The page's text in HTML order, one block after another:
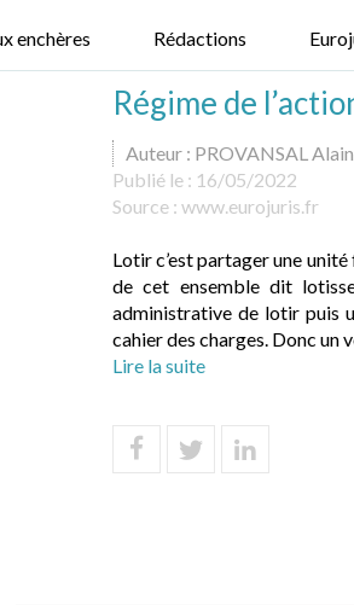
enchères Rédactions
Régime de
Auteur : PROVANSAL Alain
Publié le : 16/05/2022
Source : www.eurojuris.fr
Lotir c’est partager une
de cet ensemble dit
administrative de lotir puis
cahier des charges. Donc un
Lire la suite